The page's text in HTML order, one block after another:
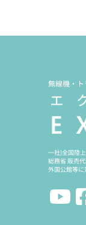
無線機・
一社)全国陸
総務省 販売
外国公館等